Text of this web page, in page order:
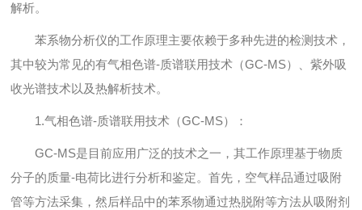
解析。
苯系物分析仪的工作原理主要依赖于多种先进的检测技术，
其中较为常见的有气相色谱-质谱联用技术（GC-MS）、紫外吸
收光谱技术以及热解析技术。
1.气相色谱-质谱联用技术（GC-MS）：
GC-MS是目前应用广泛的技术之一，其工作原理基于物质
分子的质量-电荷比进行分析和鉴定。首先，空气样品通过吸附
管等方法采集，然后样品中的苯系物通过热脱附等方法从吸附剂